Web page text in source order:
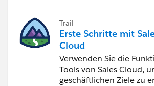
Trail
Erste Schritte mit
Cloud
Verwenden Sie die
Tools von Sales Cloud,
geschäftlichen Ziele zu